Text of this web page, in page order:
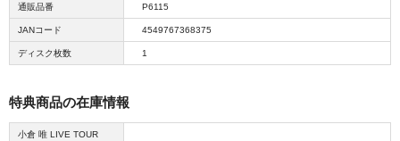
通販品番 P6115
JANコード 4549767368375
ディスク枚数 1
特典商品の在庫情報
小倉 唯 LIVE TOUR